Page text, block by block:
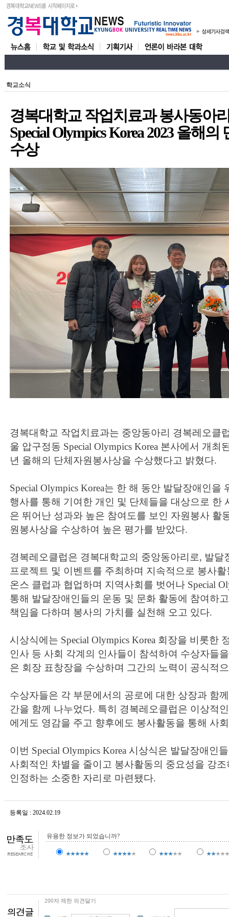
학교소식
경복대학교 작업치료과 봉사동아
Special Olympics Korea 2023 올해
수상
경복대학교 작업치료과는 중앙동아리 경복레오클
울 압구정동 Special Olympics Korea 본사에서 개최
년 올해의 단체자원봉사상을 수상했다고 밝혔다.
Special Olympics Korea는 한 해 동안 발달장애인을
행사를 통해 기여한 개인 및 단체들을 대상으로 한
은 뛰어난 성과와 높은 참여도를 보인 자원봉사 활
원봉사상을 수상하여 높은 평가를 받았다.
경복레오클럽은 경복대학교의 중앙동아리로, 발달
프로젝트 및 이벤트를 주최하며 지속적으로 봉사
온스 클럽과 협업하며 지역사회를 벗어나 Special
통해 발달장애인들의 운동 및 문화 활동에 참여하
책임을 다하며 봉사의 가치를 실천해 오고 있다.
시상식에는 Special Olympics Korea 회장을 비롯한
인사 등 사회 각계의 인사들이 참석하여 수상자들
은 회장 표창장을 수상하며 그간의 노력이 공식적
수상자들은 각 부문에서의 공로에 대한 상장과 함
간을 함께 나누었다. 특히 경복레오클럽은 이상적
에게도 영감을 주고 향후에도 봉사활동을 통해 사
이번 Special Olympics Korea 시상식은 발달장애인
사회적인 차별을 줄이고 봉사활동의 중요성을 강
인정하는 소중한 자리로 마련됐다.
등록일 : 2024.02.19조회수 : 3,787
유용한 정보가 되었습니까?
200자 제한 의견달기